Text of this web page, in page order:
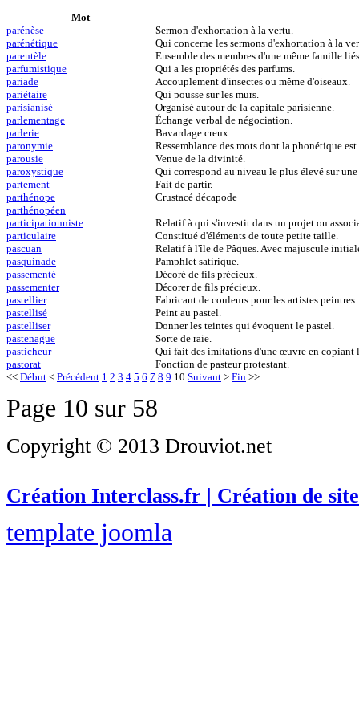
Mot
parénèse
Sermon d'exhortation à la vertu.
parénétique
Qui concerne les sermons d'exhortation à la
parentèle
Ensemble des membres d'une même famille
parfumistique
Qui a les propriétés des parfums.
pariade
Accouplement d'insectes ou même d'oiseaux.
pariétaire
Qui pousse sur les murs.
parisianisé
Organisé autour de la capitale parisienne.
parlementage
Échange verbal de négociation.
parlerie
Bavardage creux.
paronymie
Ressemblance des mots dont la phonétique est
parousie
Venue de la divinité.
paroxystique
Qui correspond au niveau le plus élevé sur
partement
Fait de partir.
parthénope
Crustacé décapode
parthénopéen
participationniste
Relatif à qui s'investit dans un projet ou
particulaire
Constitué d'éléments de toute petite taille.
pascuan
Relatif à l'île de Pâques. Avec majuscule
pasquinade
Pamphlet satirique.
passementé
Décoré de fils précieux.
passementer
Décorer de fils précieux.
pastellier
Fabricant de couleurs pour les artistes peintres.
pastellisé
Peint au pastel.
pastelliser
Donner les teintes qui évoquent le pastel.
pastenague
Sorte de raie.
pasticheur
Qui fait des imitations d'une œuvre en copiant
pastorat
Fonction de pasteur protestant.
<< Début < Précédent 1 2 3 4 5 6 7 8 9 10 Suivant > Fin >>
Page 10 sur 58
Copyright © 2013 Drouviot.net
Création Interclass.fr | Création de
template joomla